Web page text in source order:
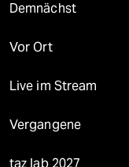
Demnächst
Vor Ort
Live im Stream
Vergangene
taz lab 2027